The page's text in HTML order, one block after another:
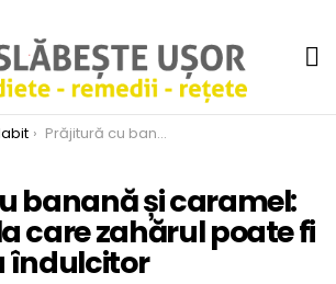
Prăjitură cu banană și caramel: un desert la care zahărul poate fi înlocuit cu îndulcitor
banană și caramel:
care zahărul poate fi
îndulcitor